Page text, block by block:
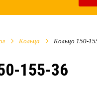
Кольца Кольцо 150-
155-36